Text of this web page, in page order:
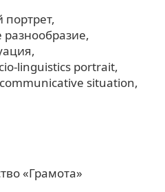
портрет
разнообразие
linguistics portrait
communicative situation
«Грамота»